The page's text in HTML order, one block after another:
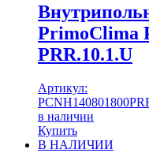
PrimoClima
PRR.10.1.U
Артикул:
в наличии
Купить
В НАЛИЧИИ